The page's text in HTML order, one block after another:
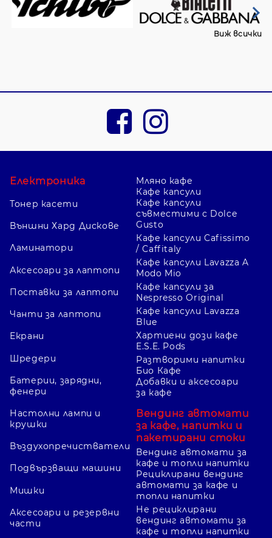
Виж всички
Електроника
Тонер касети
Външни Хард Дискове
Ламинатори
Аксесоари за лаптопи
Поставки за лаптопи
Чанти за лаптопи
Екрани
Шредери
Батерии, зарядни,
фенери
Настолни лампи и
крушки
Въздухопречистватели
Подвързващи машини
Мишки
Аксесоари и резервни
части
Мляно кафе
Кафе капсули
Кафе капсули
съвместими с Dolce
Gusto
Кафе капсули Cafissimo
/ Caffitaly
Кафе капсули Lavazza A
Modo Mio
Кафе капсули за
Nespresso Original
Кафе капсули Lavazza
Blue
Хартиени дози кафе
E.S.E. Pods
Разтворими напитки
Био Кафе
Добавки и аксесоари
за кафе
Вендинг автомати
за кафе, напитки и
пакетирани стоки
Вендинг автомати за
кафе и топли напитки
Рециклирани вендинг
автомати за кафе и
топли напитки
Не рециклирани
вендинг автомати за
кафе и топли напитки